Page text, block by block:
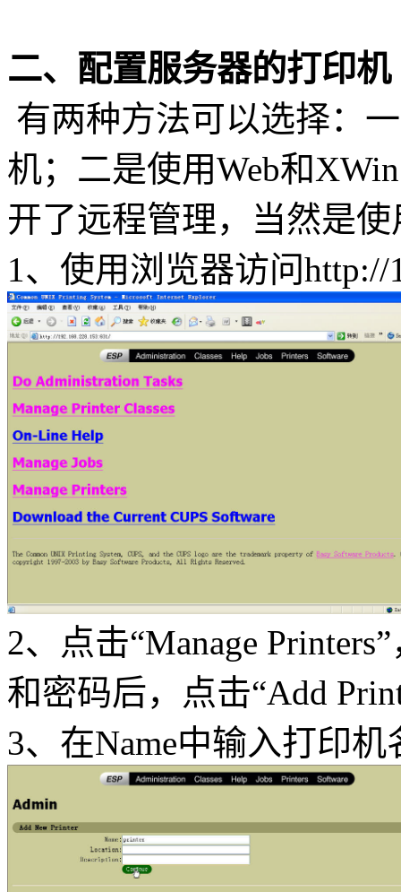
二、配置服务器的打印机
有两种方法可以选择：
机；二是使用Web和
开了远程管理，当然是使
1、使用浏览器访问http://
2、点击“Manage
和密码后，点击“Add
3、在Name中输入打印机